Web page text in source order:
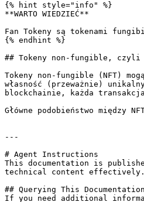
{% hint style="info" %}
**WARTO WIEDZIEĆ**
Fan Tokeny są tokenami
{% endhint %}
## Tokeny non-fungible, czyli
Tokeny non-fungible (NFT)
własność (przeważnie)
blockchainie, każda
Główne podobieństwo między
---
# Agent Instructions
This documentation is
technical content effectively.
## Querying This Documentation
If you need additional